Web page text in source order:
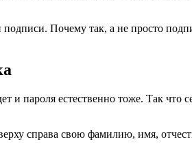
Почему так, а не просто
и пароля естественно тоже. Так что
справа свою фамилию, имя,